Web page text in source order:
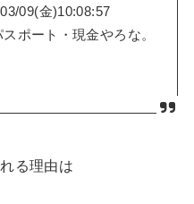
09(金)10:08:57
ポート・現金やろな。
る理由は